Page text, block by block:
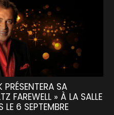
PRÉSENTERA SA
FAREWELL » À LA SALLE
LE 6 SEPTEMBRE